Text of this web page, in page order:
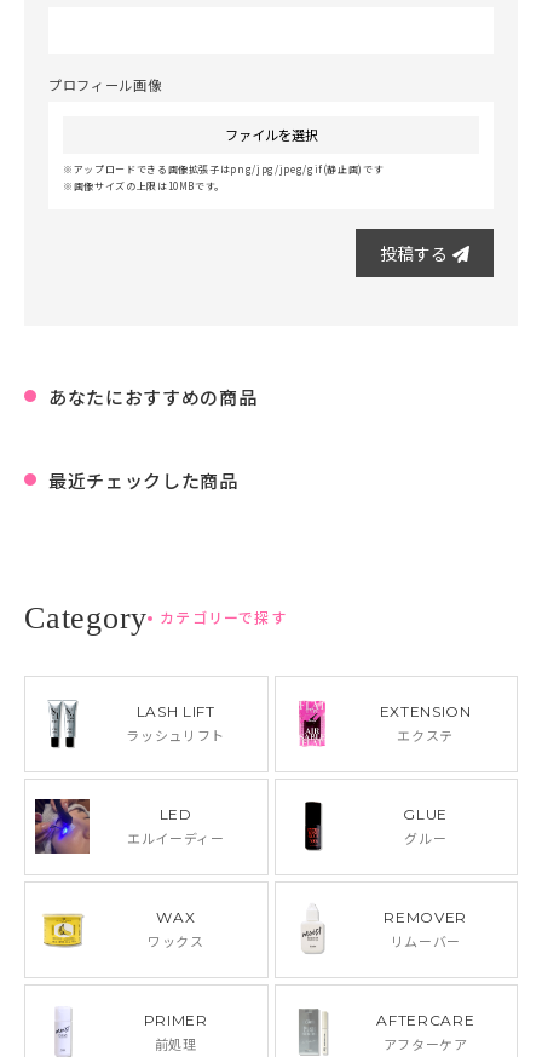
プロフィール画像
ファイルを選択
アップロードできる画像拡張子はpng/jpg/jpeg/gif(静止画)です
画像サイズの上限は10MBです。
投稿する
あなたにおすすめの商品
最近チェックした商品
カテゴリーで探す
LASH LIFT
ラッシュリフト
EXTENSION
エクステ
LED
エルイーディー
GLUE
グルー
WAX
ワックス
REMOVER
リムーバー
PRIMER
前処理
AFTERCARE
アフターケア